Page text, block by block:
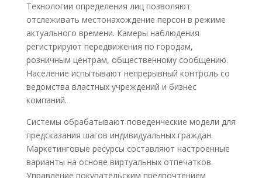
Технологии определения лиц позволяют
отслеживать местонахождение персон в режиме
актуального времени. Камеры наблюдения
регистрируют передвижения по городам,
розничным центрам, общественному сообщению.
Население испытывают непрерывный контроль со
ведомства властных учреждений и бизнес
компаний.
Системы обрабатывают поведенческие модели для
предсказания шагов индивидуальных граждан.
Маркетинговые ресурсы составляют настроенные
варианты на основе виртуальных отпечатков.
Управление покупательским предпочтением